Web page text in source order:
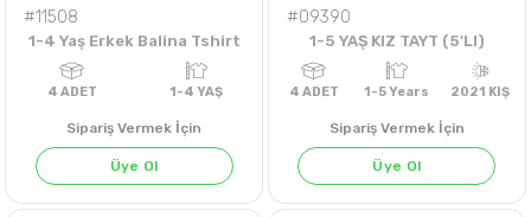
#11508
1-4 Yaş Erkek Balina Tshirt
Sipariş Vermek İçin
Üye Ol
#09390
1-5 YAŞ KIZ TAYT (5'LI)
Sipariş Vermek İçin
Üye Ol